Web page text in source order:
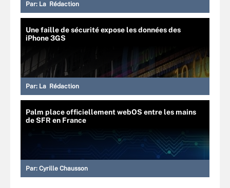
Par: La Rédaction
Une faille de sécurité expose les données des
iPhone 3GS
Par: La Rédaction
Palm place officiellement webOS entre les mains
de SFR en France
Par: Cyrille Chausson